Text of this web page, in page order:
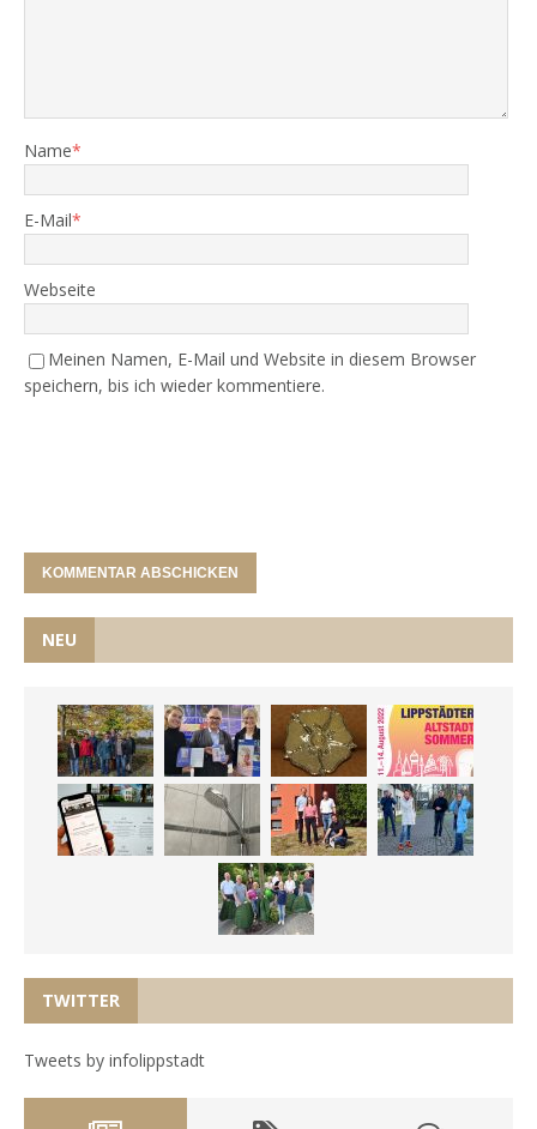
Name*
E-Mail*
Webseite
Meinen Namen, E-Mail und Website in diesem Browser
speichern, bis ich wieder kommentiere.
NEU
TWITTER
Tweets by infolippstadt